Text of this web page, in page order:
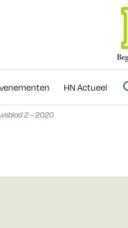
HN Actueel
Evenementen
2 - 2020